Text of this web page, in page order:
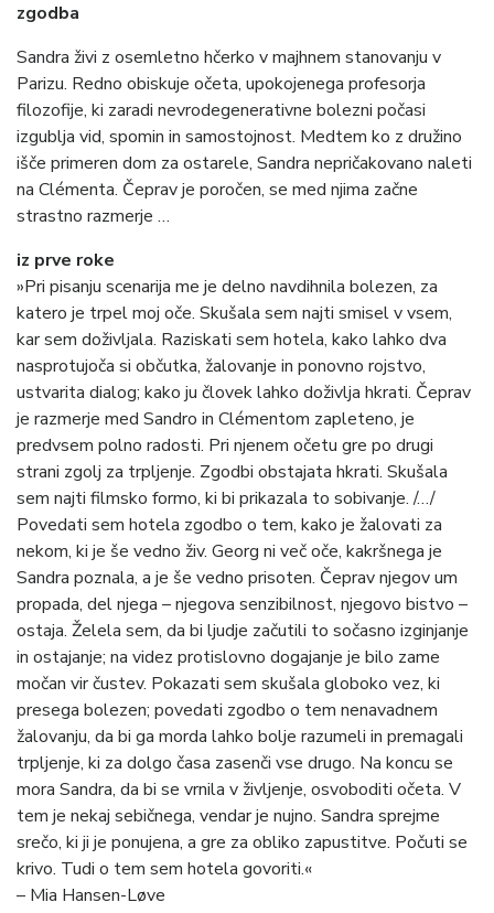
zgodba
Sandra živi z osemletno hčerko v majhnem stanovanju v
Parizu. Redno obiskuje očeta, upokojenega profesorja
filozofije, ki zaradi nevrodegenerativne bolezni počasi
izgublja vid, spomin in samostojnost. Medtem ko z družino
išče primeren dom za ostarele, Sandra nepričakovano naleti
na Clémenta. Čeprav je poročen, se med njima začne
strastno razmerje …
iz prve roke
»Pri pisanju scenarija me je delno navdihnila bolezen, za
katero je trpel moj oče. Skušala sem najti smisel v vsem,
kar sem doživljala. Raziskati sem hotela, kako lahko dva
nasprotujoča si občutka, žalovanje in ponovno rojstvo,
ustvarita dialog; kako ju človek lahko doživlja hkrati. Čeprav
je razmerje med Sandro in Clémentom zapleteno, je
predvsem polno radosti. Pri njenem očetu gre po drugi
strani zgolj za trpljenje. Zgodbi obstajata hkrati. Skušala
sem najti filmsko formo, ki bi prikazala to sobivanje. /…/
Povedati sem hotela zgodbo o tem, kako je žalovati za
nekom, ki je še vedno živ. Georg ni več oče, kakršnega je
Sandra poznala, a je še vedno prisoten. Čeprav njegov um
propada, del njega – njegova senzibilnost, njegovo bistvo –
ostaja. Želela sem, da bi ljudje začutili to sočasno izginjanje
in ostajanje; na videz protislovno dogajanje je bilo zame
močan vir čustev. Pokazati sem skušala globoko vez, ki
presega bolezen; povedati zgodbo o tem nenavadnem
žalovanju, da bi ga morda lahko bolje razumeli in premagali
trpljenje, ki za dolgo časa zasenči vse drugo. Na koncu se
mora Sandra, da bi se vrnila v življenje, osvoboditi očeta. V
tem je nekaj sebičnega, vendar je nujno. Sandra sprejme
srečo, ki ji je ponujena, a gre za obliko zapustitve. Počuti se
krivo. Tudi o tem sem hotela govoriti.«
– Mia Hansen-Løve